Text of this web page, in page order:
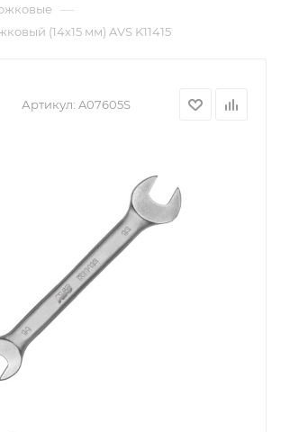
—
(14х15 мм) AVS K11415
Артикул: A07605S